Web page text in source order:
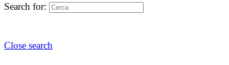
Search for:
Close search